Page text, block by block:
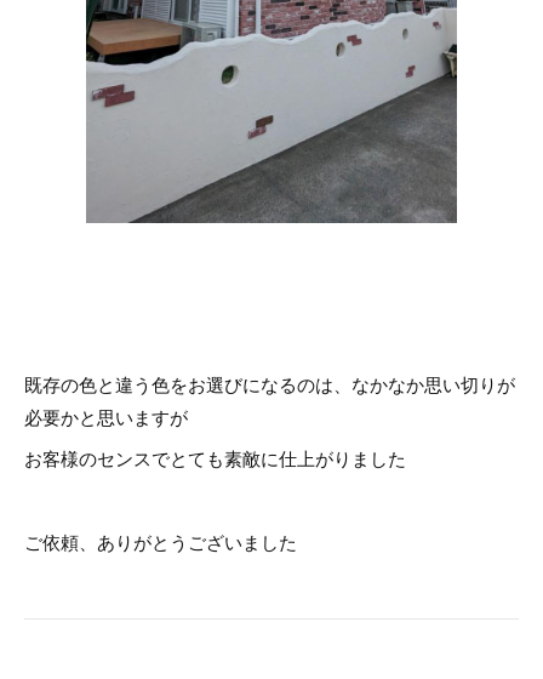
既存の色と違う色をお選びになるのは、なかなか思い切りが
必要かと思いますが
お客様のセンスでとても素敵に仕上がりました
ご依頼、ありがとうございました